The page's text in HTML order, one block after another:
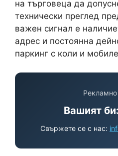
на търговеца да
технически преглед
важен сигнал е
адрес и постоянна
паркинг с коли и
Вашият
Свържете се с нас: